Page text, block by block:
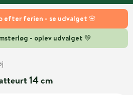
efter ferien - se udvalget 🌸
- oplev udvalget 💚
14 cm